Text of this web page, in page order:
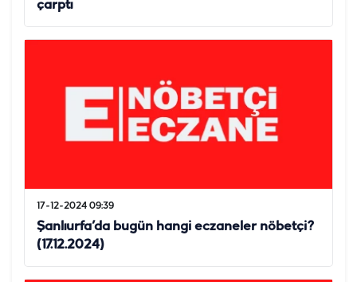
çarptı
17-12-2024 09:39
Şanlıurfa’da bugün hangi eczaneler nöbetçi?
(17.12.2024)